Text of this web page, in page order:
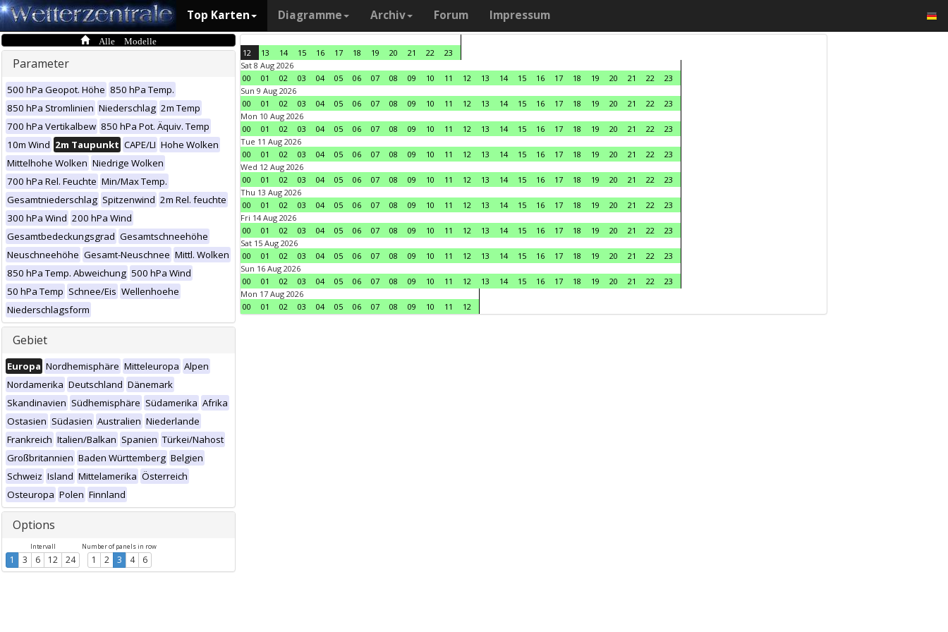
Top Karten Diagramme Archiv Forum Impressum
Alle Modelle
Parameter
500 hPa Geopot. Höhe 850 hPa Temp.
850 hPa Stromlinien Niederschlag 2m Temp
700 hPa Vertikalbew 850 hPa Pot. Äquiv. Temp
10m Wind 2m Taupunkt CAPE/LI Hohe Wolken
Mittelhohe Wolken Niedrige Wolken
700 hPa Rel. Feuchte Min/Max Temp.
Gesamtniederschlag Spitzenwind 2m Rel. feuchte
300 hPa Wind 200 hPa Wind
Gesamtbedeckungsgrad Gesamtschneehöhe
Neuschneehöhe Gesamt-Neuschnee Mittl. Wolken
850 hPa Temp. Abweichung 500 hPa Wind
50 hPa Temp Schnee/Eis Wellenhoehe
Niederschlagsform
Gebiet
Europa Nordhemisphäre Mitteleuropa Alpen
Nordamerika Deutschland Dänemark
Skandinavien Südhemisphäre Südamerika Afrika
Ostasien Südasien Australien Niederlande
Frankreich Italien/Balkan Spanien Türkei/Nahost
Großbritannien Baden Württemberg Belgien
Schweiz Island Mittelamerika Österreich
Osteuropa Polen Finnland
Options
Intervall
1 3 6 12 24
Number of panels in row
1 2 3 4 6
12 13 14 15 16 17 18 19 20 21 22
23
Sat 8 Aug 2026
00
01 02 03 04 05 06 07 08 09 10 11 12 13 14 15 16 17 18 19 20 21 22
23
Sun 9 Aug 2026
00
01 02 03 04 05 06 07 08 09 10 11 12 13 14 15 16 17 18 19 20 21 22
23
Mon 10 Aug 2026
00
01 02 03 04 05 06 07 08 09 10 11 12 13 14 15 16 17 18 19 20 21 22
23
Tue 11 Aug 2026
00
01 02 03 04 05 06 07 08 09 10 11 12 13 14 15 16 17 18 19 20 21 22
23
Wed 12 Aug 2026
00
01 02 03 04 05 06 07 08 09 10 11 12 13 14 15 16 17 18 19 20 21 22
23
Thu 13 Aug 2026
00
01 02 03 04 05 06 07 08 09 10 11 12 13 14 15 16 17 18 19 20 21 22
23
Fri 14 Aug 2026
00
01 02 03 04 05 06 07 08 09 10 11 12 13 14 15 16 17 18 19 20 21 22
23
Sat 15 Aug 2026
00
01 02 03 04 05 06 07 08 09 10 11 12 13 14 15 16 17 18 19 20 21 22
23
Sun 16 Aug 2026
00
01 02 03 04 05 06 07 08 09 10 11 12 13 14 15 16 17 18 19 20 21 22
23
Mon 17 Aug 2026
00
01 02 03 04 05 06 07 08 09 10 11 12